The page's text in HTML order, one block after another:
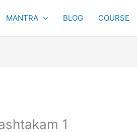
MANTRA BLOG COURSE
1